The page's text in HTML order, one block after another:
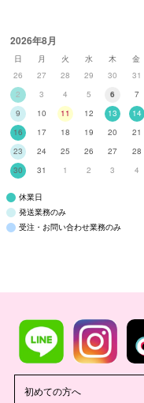
2026年8月
日 月 火 水 木 金
26
27 28 29 30 31
2
3 4 5 6 7
9
10 11 12 13 14
16
17 18 19 20 21
23
24 25 26 27 28
30
31 1 2 3 4
休業日
発送業務のみ
受注・お問い合わせ業務のみ
初めての方へ